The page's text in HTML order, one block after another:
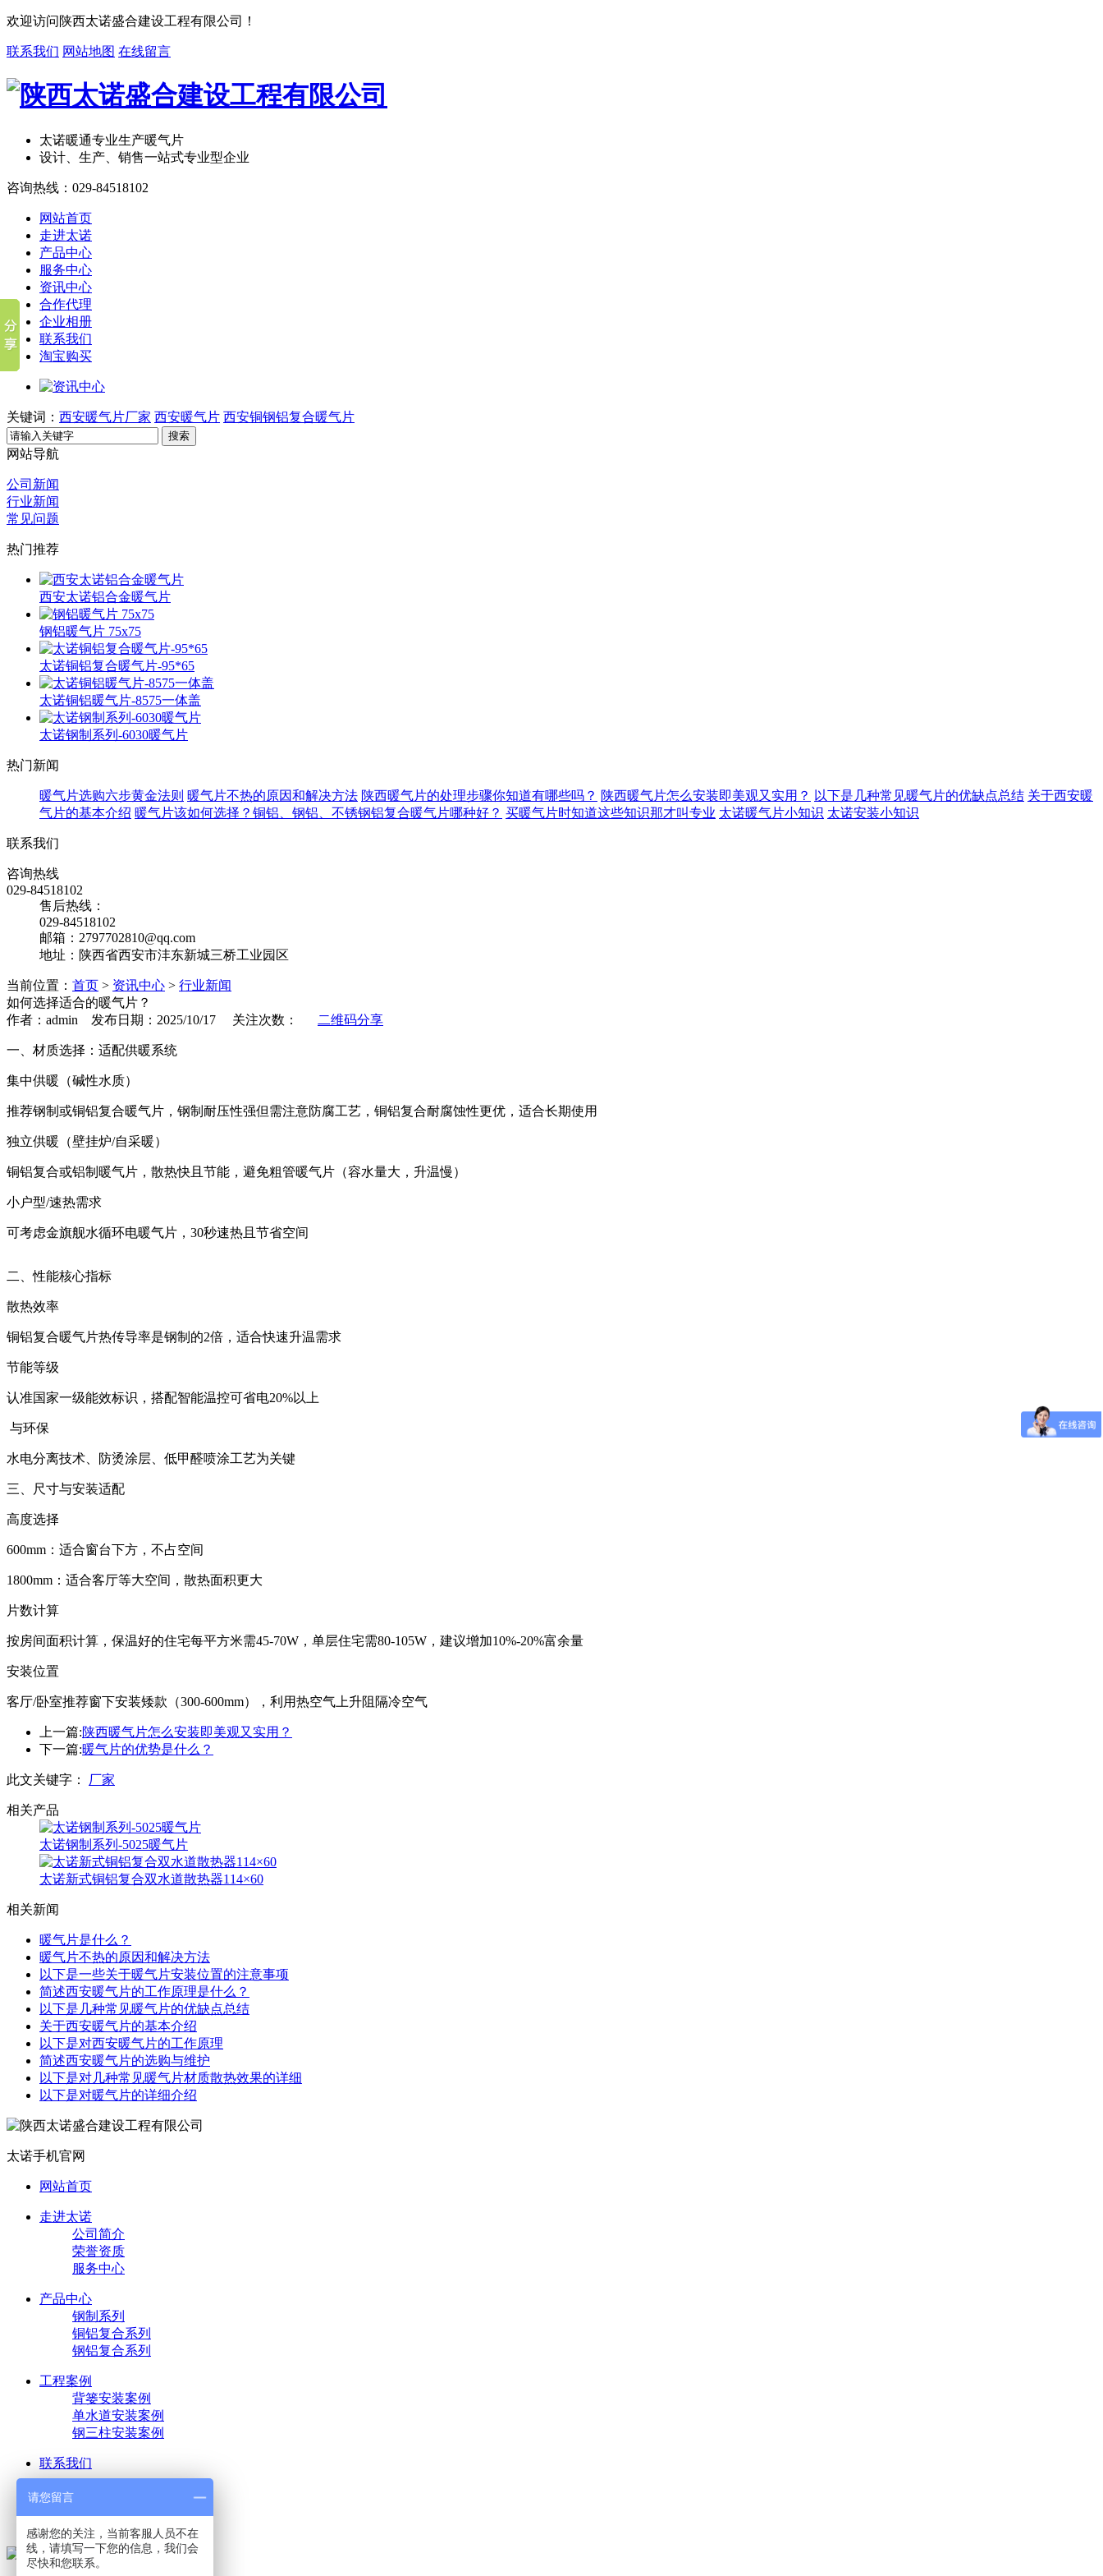
欢迎访问陕西太诺盛合建设工程有限公司！
联系我们 网站地图 在线留言
太诺暖通专业生产暖气片
设计、生产、销售一站式专业型企业
咨询热线： 029-84518102
网站首页
走进太诺
产品中心
服务中心
资讯中心
合作代理
企业相册
联系我们
淘宝购买
关键词： 西安暖气片厂家 西安暖气片 西安铜钢铝复合暖气片
搜索
网站导航
公司新闻
行业新闻
常见问题
热门推荐
西安太诺铝合金暖气片
钢铝暖气片 75x75
太诺铜铝复合暖气片-95*65
太诺铜铝暖气片-8575一体盖
太诺钢制系列-6030暖气片
热门新闻
暖气片选购六步黄金法则 暖气片不热的原因和解决方法 陕西暖气片的处理步骤你知道有哪些吗？ 陕西暖气片怎么安装即美观又实用？ 以下是几种常见暖气片的优缺点总结 关于西安暖
气片的基本介绍 暖气片该如何选择？铜铝、钢铝、不锈钢铝复合暖气片哪种好？ 买暖气片时知道这些知识那才叫专业 太诺暖气片小知识 太诺安装小知识
联系我们
咨询热线
029-84518102
售后热线：
029-84518102
邮箱：2797702810@qq.com
地址：陕西省西安市沣东新城三桥工业园区
当前位置： 首页 > 资讯中心 > 行业新闻
如何选择适合的暖气片？
作者：admin 发布日期：2025/10/17 关注次数：
二维码分享
一、材质选择：适配供暖系统
‌集中供暖（碱性水质）‌
推荐钢制或铜铝复合暖气片，钢制耐压性强但需注意防腐工艺，铜铝复合耐腐蚀性更优，适合长期使用‌
‌独立供暖（壁挂炉/自采暖）‌
铜铝复合或铝制暖气片，散热快且节能，避免粗管暖气片（容水量大，升温慢）‌
‌小户型/速热需求‌
可考虑金旗舰水循环电暖气片，30秒速热且节省空间‌
二、性能核心指标
‌散热效率‌
铜铝复合暖气片热传导率是钢制的2倍，适合快速升温需求‌
‌节能等级‌
认准国家一级能效标识，搭配智能温控可省电20%以上‌
‌ 与环保‌
水电分离技术、防烫涂层、低甲醛喷涂工艺为关键‌
三、尺寸与安装适配
‌高度选择‌
600mm：适合窗台下方，不占空间‌
1800mm：适合客厅等大空间，散热面积更大‌
‌片数计算‌
按房间面积计算，保温好的住宅每平方米需45-70W，单层住宅需80-105W，建议增加10%-20%富余量‌
‌安装位置‌
客厅/卧室推荐窗下安装矮款（300-600mm），利用热空气上升阻隔冷空气‌
上一篇:陕西暖气片怎么安装即美观又实用？
下一篇:暖气片的优势是什么？
此文关键字： 厂家
相关产品
太诺钢制系列-5025暖气片
太诺新式铜铝复合双水道散热器114×60
相关新闻
暖气片是什么？
暖气片不热的原因和解决方法
以下是一些关于暖气片安装位置的注意事项
简述西安暖气片的工作原理是什么？
以下是几种常见暖气片的优缺点总结
关于西安暖气片的基本介绍
以下是对西安暖气片的工作原理
简述西安暖气片的选购与维护
以下是对几种常见暖气片材质散热效果的详细
以下是对暖气片的详细介绍
太诺手机官网
网站首页
走进太诺
公司简介
荣誉资质
服务中心
产品中心
钢制系列
铜铝复合系列
钢铝复合系列
工程案例
背篓安装案例
单水道安装案例
钢三柱安装案例
联系我们
淘宝购买
请您留言
感谢您的关注，当前客服人员不在
线，请填写一下您的信息，我们会
尽快和您联系。